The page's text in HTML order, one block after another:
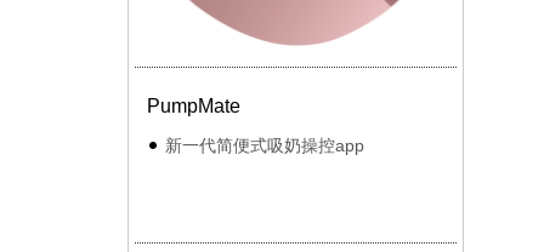
PumpMate
新一代简便式吸奶操控app